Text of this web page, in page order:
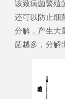
该致病菌繁殖
还可以防止细
分解，产生大
菌越多，分解